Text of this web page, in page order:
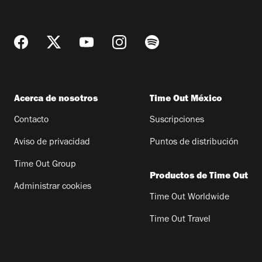
Acerca de nosotros
Contacto
Aviso de privacidad
Time Out Group
Administrar cookies
Time Out México
Suscripciones
Puntos de distribución
Productos de Time Out
Time Out Worldwide
Time Out Travel